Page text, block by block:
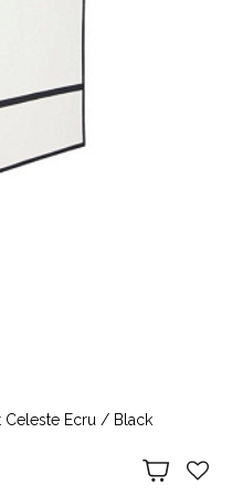
Celeste Ecru / Black